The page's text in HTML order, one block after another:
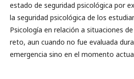
estado de seguridad psicológica por
la seguridad psicológica de los
Psicología en relación a situaciones
reto, aun cuando no fue evaluada
emergencia sino en el momento